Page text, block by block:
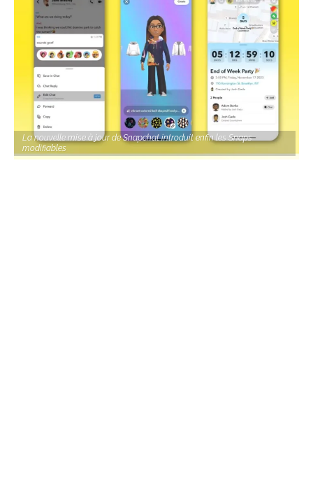
La nouvelle mise à jour de Snapchat introduit enfin les Snaps
modifiables